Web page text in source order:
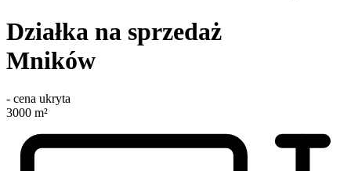
Działka na sprzedaż
Mników
- cena ukryta
3000 m²